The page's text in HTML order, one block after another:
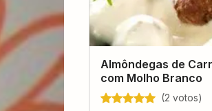
Almôndegas de
com Molho Branco
(2 votos)